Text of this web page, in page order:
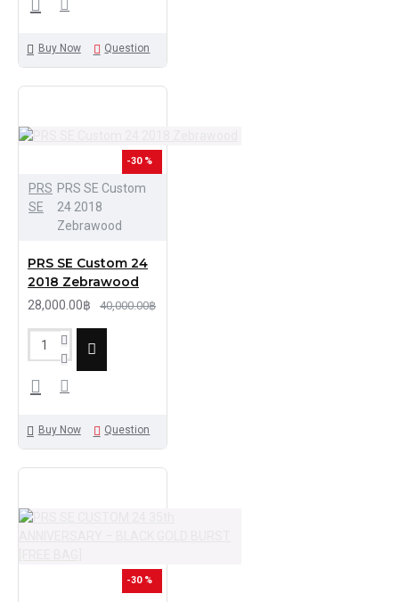
Buy Now Question
-30 %
PRS
SE
PRS SE Custom
24 2018
Zebrawood
PRS SE Custom 24
2018 Zebrawood
28,000.00฿ 40,000.00฿
Buy Now Question
-30 %